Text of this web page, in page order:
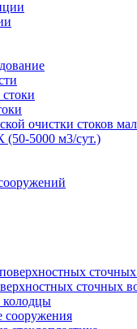
очистки стоков
5000 м3/сут.)
сточных
колодцы
сооружения